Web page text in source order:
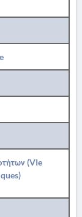
(VIe